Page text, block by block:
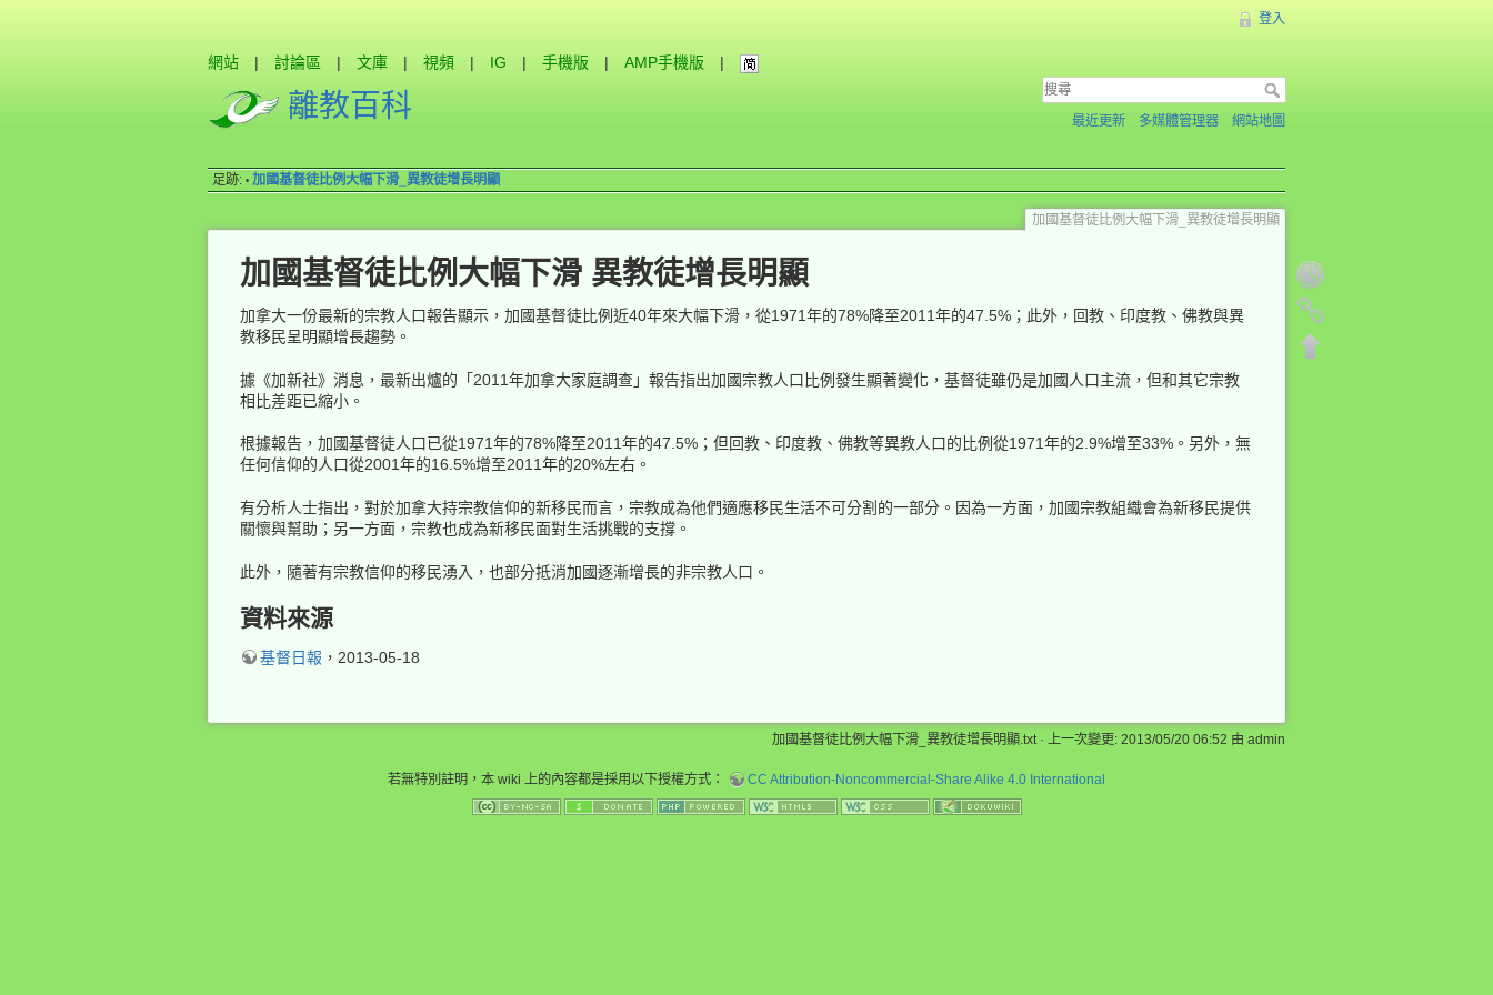
網站 | 討論區 | 文庫 | 視頻 | IG | 手機版 | AMP手機版 |
離教百科
登入
最近更新 多媒體管理器 網站地圖
足跡: • 加國基督徒比例大幅下滑_異教徒增長明顯
加國基督徒比例大幅下滑_異教徒增長明顯
加國基督徒比例大幅下滑 異教徒增長明顯
加拿大一份最新的宗教人口報告顯示，加國基督徒比例近40年來大幅下滑，從1971年的78%降至2011年的47.5%；此外，回教、印度教、佛教與異
教移民呈明顯增長趨勢。
據《加新社》消息，最新出爐的「2011年加拿大家庭調查」報告指出加國宗教人口比例發生顯著變化，基督徒雖仍是加國人口主流，但和其它宗教
相比差距已縮小。
根據報告，加國基督徒人口已從1971年的78%降至2011年的47.5%；但回教、印度教、佛教等異教人口的比例從1971年的2.9%增至33%。另外，無
任何信仰的人口從2001年的16.5%增至2011年的20%左右。
有分析人士指出，對於加拿大持宗教信仰的新移民而言，宗教成為他們適應移民生活不可分割的一部分。因為一方面，加國宗教組織會為新移民提供
關懷與幫助；另一方面，宗教也成為新移民面對生活挑戰的支撐。
此外，隨著有宗教信仰的移民湧入，也部分抵消加國逐漸增長的非宗教人口。
資料來源
基督日報 ，2013-05-18
加國基督徒比例大幅下滑_異教徒增長明顯.txt · 上一次變更: 2013/05/20 06:52 由 admin
若無特別註明，本 wiki 上的內容都是採用以下授權方式： CC Attribution-Noncommercial-Share Alike 4.0 International